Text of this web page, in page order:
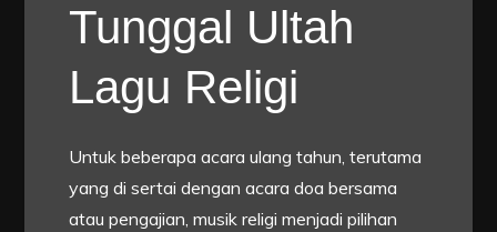
Tunggal Ultah
Lagu Religi
Untuk beberapa acara ulang tahun, terutama
yang di sertai dengan acara doa bersama
atau pengajian, musik religi menjadi pilihan